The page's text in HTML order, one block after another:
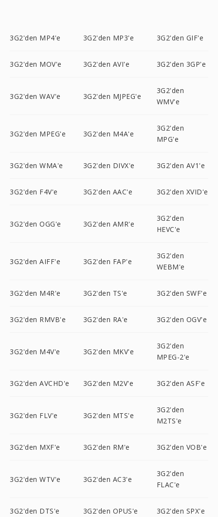
3G2'den MP4'e 3G2'den MP3'e 3G2'den GIF'e
3G2'den MOV'e 3G2'den AVI'e 3G2'den 3GP'e
3G2'den WAV'e 3G2'den MJPEG'e
3G2'den
WMV'e
3G2'den MPEG'e 3G2'den M4A'e
3G2'den
MPG'e
3G2'den WMA'e 3G2'den DIVX'e 3G2'den AV1'e
3G2'den F4V'e 3G2'den AAC'e 3G2'den XVID'e
3G2'den OGG'e 3G2'den AMR'e
3G2'den
HEVC'e
3G2'den AIFF'e 3G2'den FAP'e
3G2'den
WEBM'e
3G2'den M4R'e 3G2'den TS'e 3G2'den SWF'e
3G2'den RMVB'e 3G2'den RA'e 3G2'den OGV'e
3G2'den M4V'e 3G2'den MKV'e
3G2'den
MPEG-2'e
3G2'den AVCHD'e 3G2'den M2V'e 3G2'den ASF'e
3G2'den FLV'e 3G2'den MTS'e
3G2'den
M2TS'e
3G2'den MXF'e 3G2'den RM'e 3G2'den VOB'e
3G2'den WTV'e 3G2'den AC3'e
3G2'den
FLAC'e
3G2'den DTS'e 3G2'den OPUS'e 3G2'den SPX'e